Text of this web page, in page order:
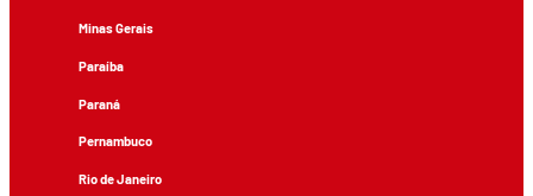
Minas Gerais
Paraíba
Paraná
Pernambuco
Rio de Janeiro